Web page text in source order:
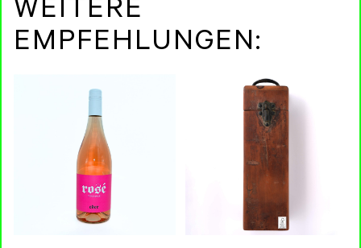
WEITERE
EMPFEHLUNGEN: